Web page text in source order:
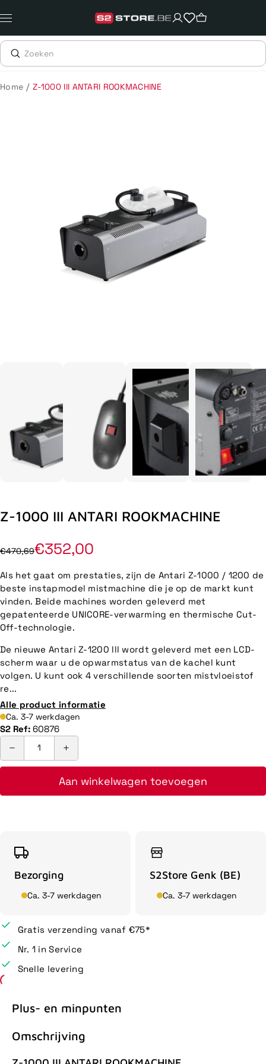
naar
content
Home / Z-1000 III ANTARI ROOKMACHINE
Z-1000 III ANTARI ROOKMACHINE
€470,69€352,00
Als het gaat om prestaties, zijn de Antari Z-1000 / 1200 de
beste instapmodel mistmachine die je op de markt kunt
vinden. Beide machines worden geleverd met
gepatenteerde UNICORE-verwarming en thermische Cut-
Off-technologie.
De nieuwe Antari Z-1200 lll wordt geleverd met een LCD-
scherm waar u de opwarmstatus van de kachel kunt
volgen. U kunt ook 4 verschillende soorten mistvloeistof
re...
Alle product informatie
Ca. 3-7 werkdagen
S2 Ref: 60876
Aan winkelwagen toevoegen
Bezorging
Ca. 3-7 werkdagen
S2Store Genk (BE)
Ca. 3-7 werkdagen
Gratis verzending vanaf €75*
Nr. 1 in Service
Snelle levering
Plus- en minpunten
Omschrijving